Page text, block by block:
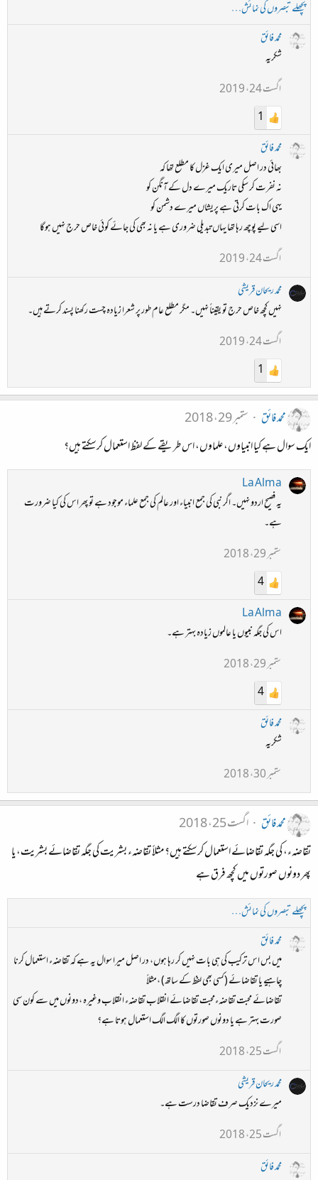
پچھلے تبصروں کی نمائش…
محمد فائق
شکریہ
اگست 24، 2019
1
محمد فائق
بھائی در اصل میری ایک غزل کا مطلع تھا کہ
نہ نفرت کر سکی تاریک میرے دل کے آنگن کو
یہی اک بات کرتی ہے پریشاں میرے دشمن کو
اسی لیے پوچھ رہا تھا یہاں تبدیلی ضروری ہے یا نہ بھی کی جائے کوئی خاص حرج نہیں ہوگا
اگست 24، 2019
محمد ریحان قریشی
نہیں کچھ خاص حرج تو یقیناً نہیں۔ مگر مطلع عام طور پر شعرا زیادہ چست رکھنا پسند کرتے ہیں۔
اگست 24، 2019
1
محمد فائق
ستمبر 29، 2018
ایک سوال ہے کیا انبیاوں، علماوں، اس طریقے کے لفظ استعمال کرسکتے ہیں؟
La Alma
یہ فصیح اردو نہیں۔ اگر نبی کی جمع انبیاء اور عالم کی جمع علماء موجود ہے تو پھر اس کی کیا ضرورت
ہے۔
ستمبر 29، 2018
4
La Alma
اس کی جگہ نبیوں یا عالموں زیادہ بہتر ہے۔
ستمبر 29، 2018
4
محمد فائق
شکریہ
ستمبر 30، 2018
محمد فائق
اگست 25، 2018
تقاضہء، کی جگہ تقاضائے استعمال کرسکتے ہیں؟ مثلاً تقاضہء بشریت کی جگہ تقاضائے بشریت، یا
پھر دونوں صورتوں میں کچھ فرق ہے
پچھلے تبصروں کی نمائش…
محمد فائق
میں بس اس ترکیب کی ہی بات نہیں کر رہا ہوں، در اصل میرا سوال یہ ہے کہ تقاضہء استعمال کرنا
چاہیے یا تقاضائے (کسی بھی لفظ کے ساتھ) ،مثلاً
تقاضائے محبت تقاضہءمحبت تقاضائے انقلاب تقاضہء انقلاب وغیرہ ،دونوں میں سے کون سی
صورت بہتر ہے یا دونوں صورتوں کا الگ الگ استعمال ہوتا ہے؟
اگست 25، 2018
محمد ریحان قریشی
میرے نزدیک صرف تقاضا درست ہے۔
اگست 25، 2018
محمد فائق